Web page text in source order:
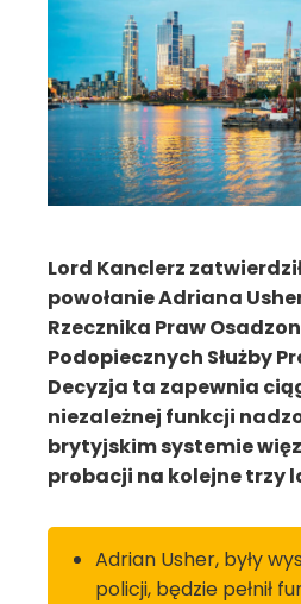
Lord Kanclerz
powołanie Adriana
Rzecznika Praw
Podopiecznych Służby
Decyzja ta zapewnia
niezależnej funkcji
brytyjskim systemie
probacji na kolejne trzy
Adrian Usher, były
policji, będzie pełnił